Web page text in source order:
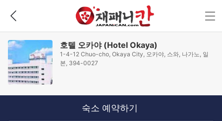
호텔 오카야 (Hotel Okaya)
1-4-12 Chuo-cho, Okaya City, 오카야, 스와, 나가노, 일
본, 394-0027
숙소 예약하기